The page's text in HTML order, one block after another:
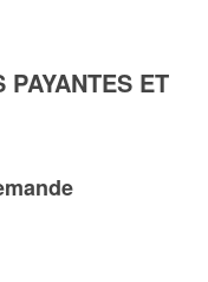
PAYANTES ET